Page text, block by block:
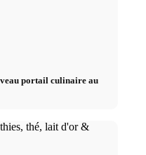
portail culinaire au